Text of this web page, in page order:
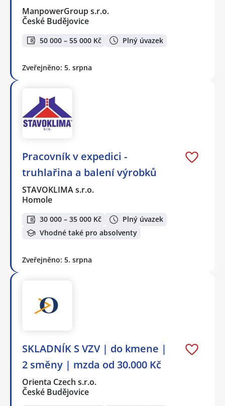
ManpowerGroup s.r.o.
České Budějovice
50 000 – 55 000 Kč Plný úvazek
Zveřejněno: 5. srpna
Pracovník v expedici -
truhlařina a balení výrobků
STAVOKLIMA s.r.o.
Homole
30 000 – 35 000 Kč
Plný úvazek
Vhodné také pro absolventy
Zveřejněno: 5. srpna
SKLADNÍK S VZV | do kmene |
2 směny | mzda od 30.000 Kč
Orienta Czech s.r.o.
České Budějovice